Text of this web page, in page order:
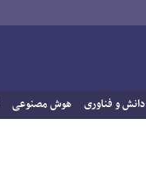
دانش و فناوری هوش مصنوعی